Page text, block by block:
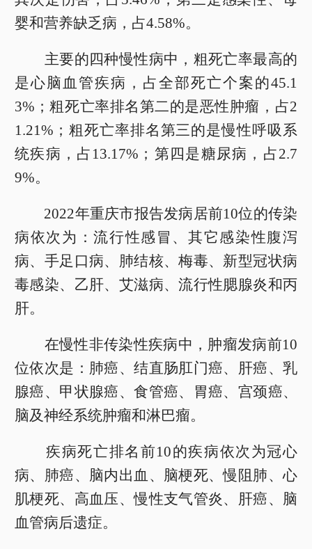
婴和营养缺乏病，占4.58%。
主要的四种慢性病中，粗死亡率最高的
是心脑血管疾病，占全部死亡个案的45.1
3%；粗死亡率排名第二的是恶性肿瘤，占2
1.21%；粗死亡率排名第三的是慢性呼吸系
统疾病，占13.17%；第四是糖尿病，占2.7
9%。
2022年重庆市报告发病居前10位的传染
病依次为：流行性感冒、其它感染性腹泻
病、手足口病、肺结核、梅毒、新型冠状病
毒感染、乙肝、艾滋病、流行性腮腺炎和丙
肝。
在慢性非传染性疾病中，肿瘤发病前10
位依次是：肺癌、结直肠肛门癌、肝癌、乳
腺癌、甲状腺癌、食管癌、胃癌、宫颈癌、
脑及神经系统肿瘤和淋巴瘤。
疾病死亡排名前10的疾病依次为冠心
病、肺癌、脑内出血、脑梗死、慢阻肺、心
肌梗死、高血压、慢性支气管炎、肝癌、脑
血管病后遗症。